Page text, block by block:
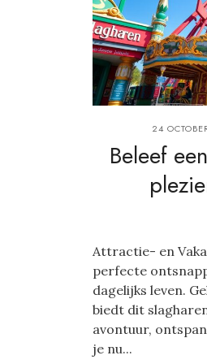
24
Beleef
Attractie- en
perfecte
dagelijks leven.
biedt dit
avontuur,
je nu...